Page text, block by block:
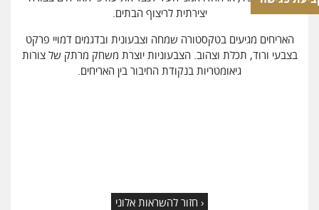
יצירתית לריצוף הבתים.
האריחים מגיעים בטקסטורה שמחה וצבעונית ובדגמים דמויי פרקט
בצבעי ורוד, תכלת וצהוב. הצבעוניות יוצרת משחק מרתק של צורות
גיאומטריות בנקודת החיבור בין האריחים.
‹ חזור להשראות אלוני